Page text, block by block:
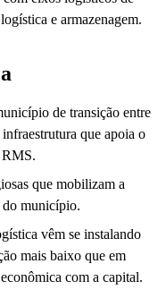
e armazenagem.
de transição entre
que apoia o
RMS.
que mobilizam a
do município.
vêm se instalando
mais baixo que em
com a capital.